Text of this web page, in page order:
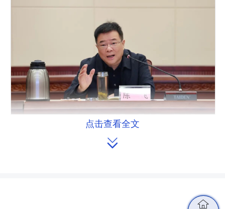
省人大常委会副主任陈飞在座谈会上讲
话。
落实党中央决策部署和全国人大常委会
点击查看全文
